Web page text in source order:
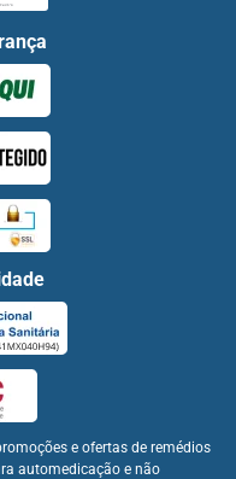
e ofertas de remédios
automedicação e não